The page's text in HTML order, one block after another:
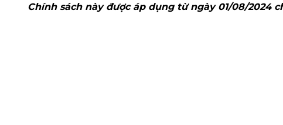
Chính sách này được áp dụng từ ngày 01/08/2024